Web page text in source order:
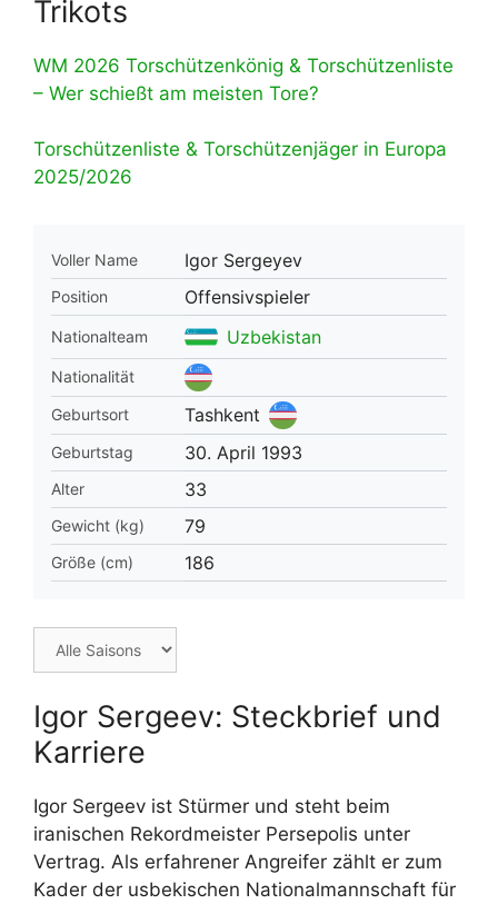
Trikots
WM 2026 Torschützenkönig & Torschützenliste
– Wer schießt am meisten Tore?
Torschützenliste & Torschützenjäger in Europa
2025/2026
Voller Name Igor Sergeyev
Position Offensivspieler
Nationalteam Uzbekistan
Nationalität
Geburtsort
Tashkent
Geburtstag 30. April 1993
Alter 33
Gewicht (kg) 79
Größe (cm) 186
Igor Sergeev: Steckbrief und
Karriere
Igor Sergeev ist Stürmer und steht beim
iranischen Rekordmeister Persepolis unter
Vertrag. Als erfahrener Angreifer zählt er zum
Kader der usbekischen Nationalmannschaft für